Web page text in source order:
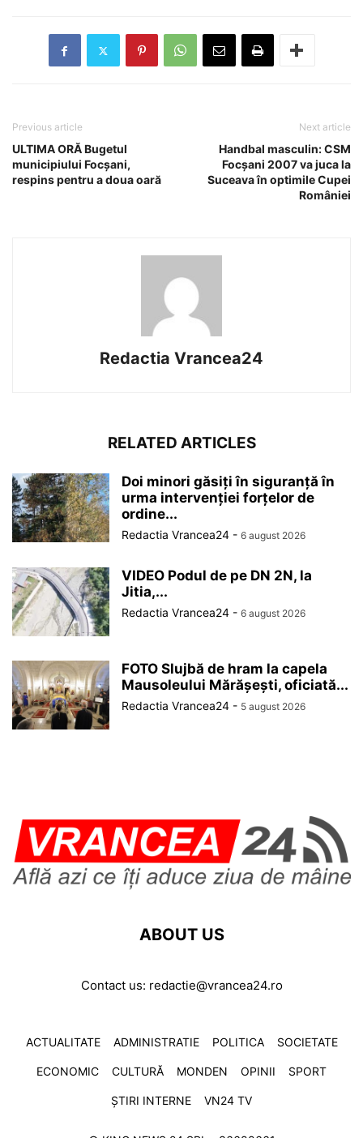
Previous article
ULTIMA ORĂ Bugetul
municipiului Focșani,
respins pentru a doua oară
Next article
Handbal masculin: CSM
Focșani 2007 va juca la
Suceava în optimile Cupei
României
Redactia Vrancea24
RELATED ARTICLES
Doi minori găsiți în siguranță în
urma intervenției forțelor de
ordine...
Redactia Vrancea24 - 6 august 2026
VIDEO Podul de pe DN 2N, la
Jitia,...
Redactia Vrancea24 - 6 august 2026
FOTO Slujbă de hram la capela
Mausoleului Mărășești, oficiată...
Redactia Vrancea24 - 5 august 2026
ABOUT US
Contact us: redactie@vrancea24.ro
ACTUALITATE ADMINISTRATIE POLITICA SOCIETATE
ECONOMIC CULTURĂ MONDEN OPINII SPORT
ȘTIRI INTERNE VN24 TV